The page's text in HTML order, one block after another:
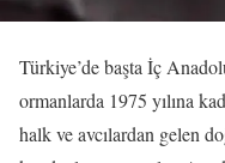
Türkiye’de başta İç
ormanlarda 1975 yılına
halk ve avcılardan gelen